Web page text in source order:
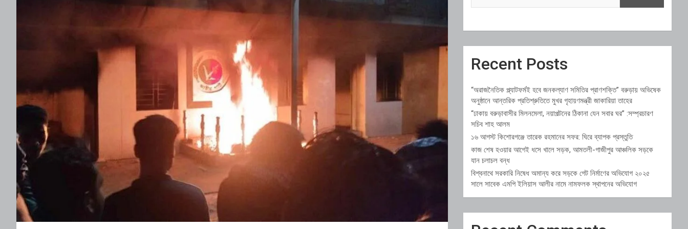
Recent Posts
“অরাজনৈতিক প্ল্যাটফর্মই হবে জনকল্যাণ সমিতির প্রাণশক্তি” বরুড়ায় অভিষেক
অনুষ্ঠানে আন্তরিক প্রতিশ্রুতিতে মুখর গৃহায়ণমন্ত্রী জাকারিয়া তাহের
“ঢাকায় বরুড়াবাসীর মিলনমেলা, নয়াপল্টনের ঠিকানা যেন সবার ঘর” :সম্প্রচারণ
সচিব শাহ আলম
১৬ আগস্ট কিশোরগঞ্জে তারেক রহমানের সফর: ঘিরে ব্যাপক প্রস্তুতি
কাজ শেষ হওয়ার আগেই ধসে খালে সড়ক, আমতলী-গাজীপুর আঞ্চলিক সড়কে
যান চলাচল বন্ধ
বিশ্বনাথে সরকারি নিষেধ অমান্য করে সড়কে গেট নির্মাণের অভিযোগ ২০২৫
সালে সাবেক এমপি ইলিয়াস আলীর নামে নামফলক স্থাপনের অভিযোগ